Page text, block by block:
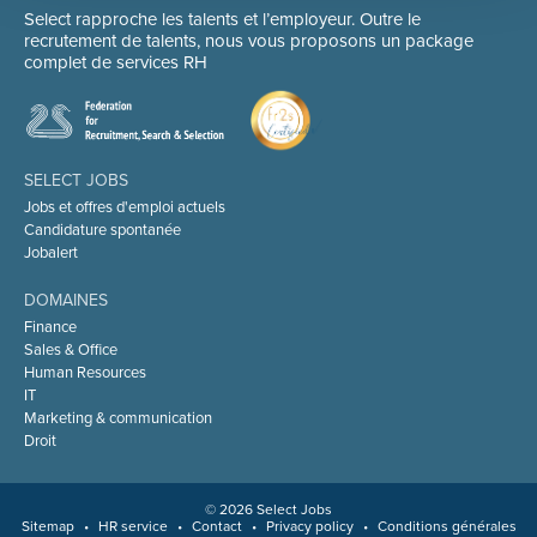
Select rapproche les talents et l’employeur. Outre le
recrutement de talents, nous vous proposons un package
complet de services RH
SELECT JOBS
Jobs et offres d'emploi actuels
Candidature spontanée
Jobalert
DOMAINES
Finance
Sales & Office
Human Resources
IT
Marketing & communication
Droit
© 2026 Select Jobs
Sitemap
• HR service • Contact • Privacy policy • Conditions générales